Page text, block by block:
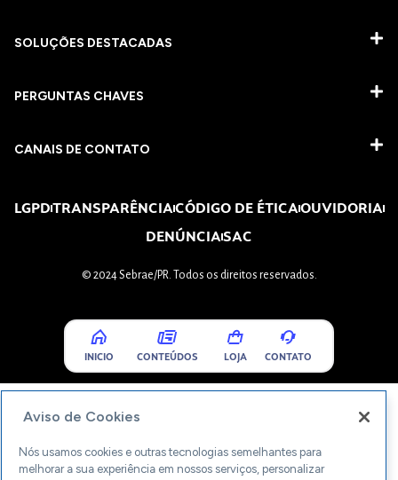
SOLUÇÕES DESTACADAS
PERGUNTAS CHAVES​
CANAIS DE CONTATO
LGPDTRANSPARÊNCIACÓDIGO DE ÉTICAOUVIDORIA
DENÚNCIASAC
© 2024 Sebrae/PR. Todos os direitos reservados.
INICIO CONTEÚDOS LOJA CONTATO
Aviso de Cookies
Nós usamos cookies e outras tecnologias semelhantes para
melhorar a sua experiência em nossos serviços, personalizar